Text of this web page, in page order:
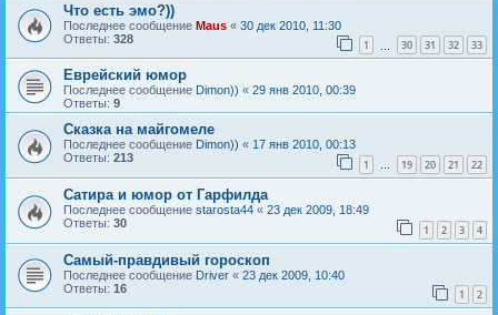
Что есть эмо?))
Последнее сообщение Maus « 30 дек 2010, 11:30
Ответы: 328 1 30 31 32 33
Еврейский юмор
Последнее сообщение Dimon)) « 29 янв 2010, 00:39
Ответы: 9
Сказка на майгомеле
Последнее сообщение Dimon)) « 17 янв 2010, 00:13
Ответы: 213 1 … 19 20 21 22
Сатира и юмор от Гарфилда
Последнее сообщение starosta44 « 23 дек 2009, 18:49
Ответы: 30 1 2 3 4
Самый-правдивый гороскоп
Последнее сообщение Driver « 23 дек 2009, 10:40
Ответы: 16 1 2